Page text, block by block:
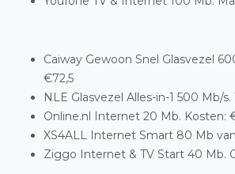
Caiway Gewoon Snel Glasvezel
€72,5
NLE Glasvezel Alles-in-1 500 Mb/s.
Online.nl Internet 20 Mb. Kosten:
XS4ALL Internet Smart 80 Mb
Ziggo Internet & TV Start 40 Mb.